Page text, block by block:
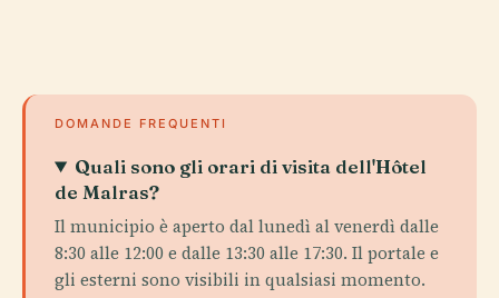
DOMANDE FREQUENTI
Quali sono gli orari di visita dell'Hôtel
de Malras?
Il municipio è aperto dal lunedì al venerdì dalle
8:30 alle 12:00 e dalle 13:30 alle 17:30. Il portale e
gli esterni sono visibili in qualsiasi momento.